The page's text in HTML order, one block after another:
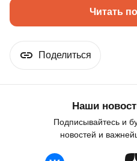
Читать
Поделиться
Наши
Подписывайтесь и
новостей и